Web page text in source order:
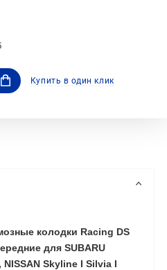
Купить в один клик
колодки Racing DS
для SUBARU
NISSAN Skyline I Silvia I